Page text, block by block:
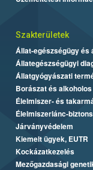
Szakterületek
Állat-egészségügy és
Állategészségügyi
Állatgyógyászati
Borászat és
Élelmiszer- és
Élelmiszerlánc-
Járványvédelem
Kiemelt ügyek, EUTR
Kockázatkezelés
Mezőgazdasági